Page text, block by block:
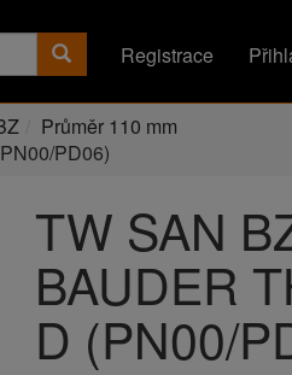
Registrace
Průměr 110 mm
PD06)
TW SAN
BAUDER
D (PN00/